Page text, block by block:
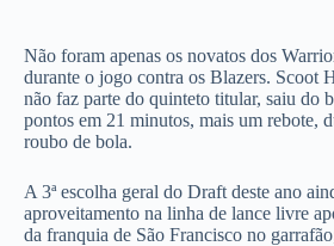
Não foram apenas os novatos dos
durante o jogo contra os Blazers. Scoot
não faz parte do quinteto titular, saiu do
pontos em 21 minutos, mais um rebote,
roubo de bola.
A 3ª escolha geral do Draft deste ano
aproveitamento na linha de lance livre
da franquia de São Francisco no